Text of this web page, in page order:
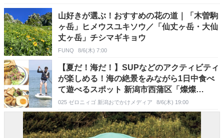
山好きが選ぶ！おすすめの花の道｜「木曽駒
ヶ岳」ヒメウスユキソウ／「仙丈ヶ岳・大仙
丈ヶ岳」チシマギキョウ
FUNQ 8/6(木) 7:00
【夏だ！海だ！】SUPなどのアクティビティ
が楽しめる！海の絶景をみながら1日中食べ
て遊べるスポット 新潟市西蒲区「燦燦
BASE」
025 ゼロニィゴ 新潟おでかけメディア 8/6(木) 19:00